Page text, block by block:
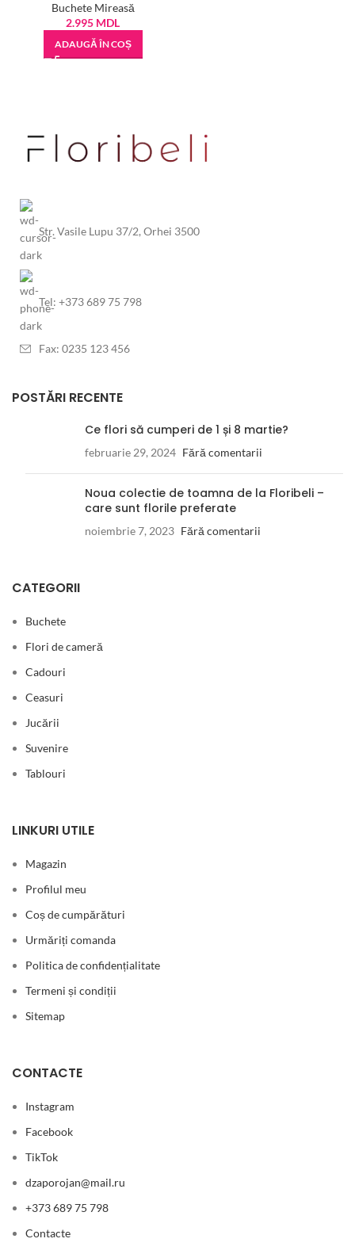
Buchete Mireasă
2.995 MDL
ADAUGĂ ÎN COȘ
Str. Vasile Lupu 37/2, Orhei 3500
Tel: +373 689 75 798
Fax: 0235 123 456
POSTĂRI RECENTE
Ce flori să cumperi de 1 și 8 martie?
februarie 29, 2024 Fără comentarii
Noua colectie de toamna de la Floribeli –
care sunt florile preferate
noiembrie 7, 2023 Fără comentarii
CATEGORII
Buchete
Flori de cameră
Cadouri
Ceasuri
Jucării
Suvenire
Tablouri
LINKURI UTILE
Magazin
Profilul meu
Coș de cumpărături
Urmăriți comanda
Politica de confidențialitate
Termeni și condiții
Sitemap
CONTACTE
Instagram
Facebook
TikTok
dzaporojan@mail.ru
+373 689 75 798
Contacte